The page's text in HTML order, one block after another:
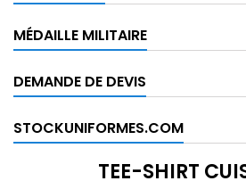
MÉDAILLE MILITAIRE
DEMANDE DE DEVIS
STOCKUNIFORMES.COM
TEE-SHIRT